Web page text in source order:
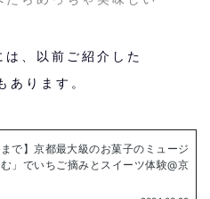
、以前ご紹介した
あります。